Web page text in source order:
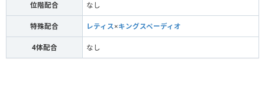
位階配合 なし
特殊配合 レティス×キングスペーディオ
4体配合 なし